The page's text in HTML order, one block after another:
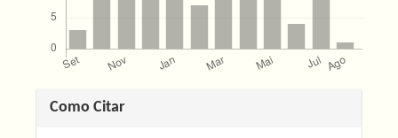
Detalhes
Como Citar